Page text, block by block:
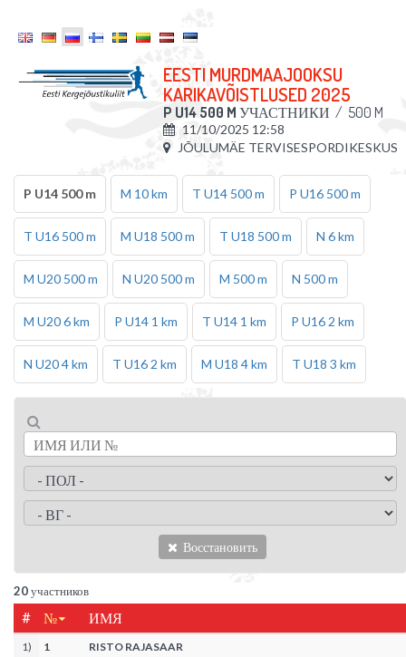
EESTI MURDMAAJOOKSU
KARIKAVÕISTLUSED 2025
P U14 500 M УЧАСТНИКИ / 500 M
11/10/2025 12:58
JÕULUMÄE TERVISESPORDIKESKUS
P U14 500 m M 10 km T U14 500 m P U16 500 m
T U16 500 m M U18 500 m T U18 500 m N 6 km
M U20 500 m N U20 500 m M 500 m N 500 m
M U20 6 km P U14 1 km T U14 1 km P U16 2 km
N U20 4 km T U16 2 km M U18 4 km T U18 3 km
Восстановить
20участников
# № ИМЯ
1) 1
RISTO RAJASAAR